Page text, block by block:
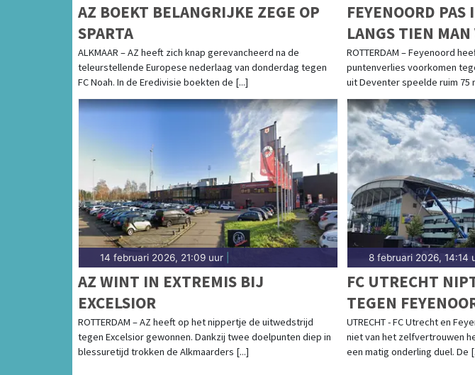
AZ BOEKT BELANGRIJKE ZEGE OP
SPARTA
ALKMAAR – AZ heeft zich knap gerevancheerd na de
teleurstellende Europese nederlaag van donderdag tegen
FC Noah. In de Eredivisie boekten de [...]
FEYENOORD PAS
LANGS TIEN MAN
EAGLES
ROTTERDAM – Feyenoord
puntenverlies voorkomen
uit Deventer speelde ruim 75
14 februari 2026, 21:09 uur
AZ WINT IN EXTREMIS BIJ
EXCELSIOR
ROTTERDAM – AZ heeft op het nippertje de uitwedstrijd
tegen Excelsior gewonnen. Dankzij twee doelpunten diep in
blessuretijd trokken de Alkmaarders [...]
8 februari 2026, 14:14
FC UTRECHT
TEGEN
UTRECHT - FC Utrecht en
niet van het zelfvertrouwen
een matig onderling duel. De